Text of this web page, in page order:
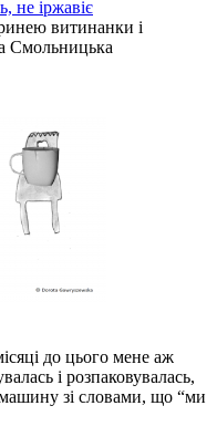
не іржавіє
витинанки і
Смольницька
до цього мене аж
і розпаковувалась,
зі словами, що “ми